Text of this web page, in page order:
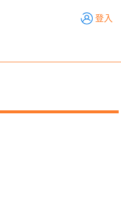
登入
輔銷工具 活動專區